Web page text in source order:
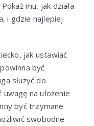
mu, jak działa
i gdzie najlepiej
jak ustawiać
być
służyć do
na ułożenie
być trzymane
swobodne